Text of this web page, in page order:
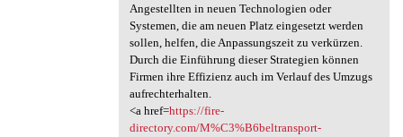
Angestellten in neuen Technologien oder
Systemen, die am neuen Platz eingesetzt werden
sollen, helfen, die Anpassungszeit zu verkürzen.
Durch die Einführung dieser Strategien können
Firmen ihre Effizienz auch im Verlauf des Umzugs
aufrechterhalten.
<a href=https://fire-
directory.com/M%C3%B6beltransport-